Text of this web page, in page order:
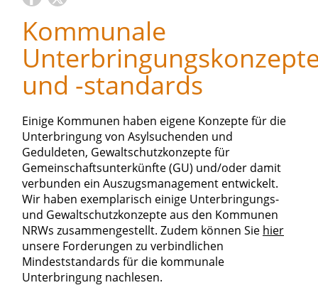
Kommunale
und -standards
Einige Kommunen haben eigene Konzepte für die
Unterbringung von Asylsuchenden und
Geduldeten, Gewaltschutzkonzepte für
Gemeinschaftsunterkünfte (GU) und/oder damit
verbunden ein Auszugsmanagement entwickelt.
Wir haben exemplarisch einige Unterbringungs-
und Gewaltschutzkonzepte aus den Kommunen
NRWs zusammengestellt. Zudem können Sie hier
unsere Forderungen zu verbindlichen
Mindeststandards für die kommunale
Unterbringung nachlesen.